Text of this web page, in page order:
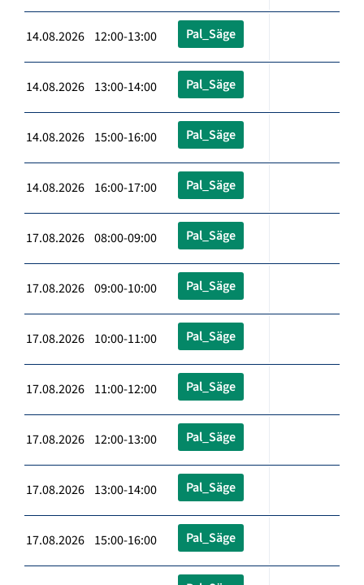
14.08.2026 12:00-13:00 Pal_Säge
14.08.2026 13:00-14:00 Pal_Säge
14.08.2026 15:00-16:00 Pal_Säge
14.08.2026 16:00-17:00 Pal_Säge
17.08.2026 08:00-09:00 Pal_Säge
17.08.2026 09:00-10:00 Pal_Säge
17.08.2026 10:00-11:00 Pal_Säge
17.08.2026 11:00-12:00 Pal_Säge
17.08.2026 12:00-13:00 Pal_Säge
17.08.2026 13:00-14:00 Pal_Säge
17.08.2026 15:00-16:00 Pal_Säge